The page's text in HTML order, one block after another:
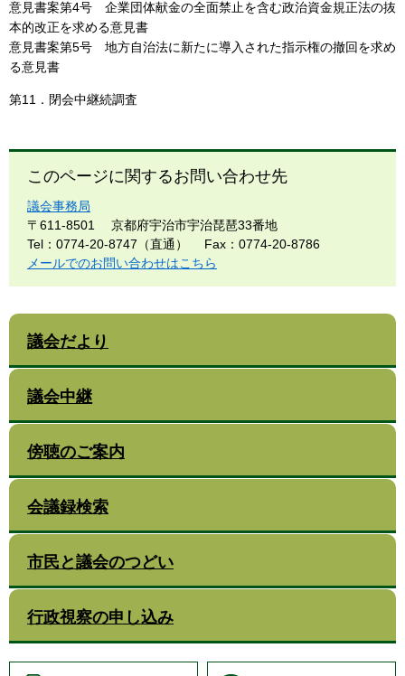
意見書案第4号 企業団体献金の全面禁止を含む政治資金規正法の抜
本的改正を求める意見書
意見書案第5号 地方自治法に新たに導入された指示権の撤回を求め
る意見書
第11．閉会中継続調査
このページに関するお問い合わせ先
議会事務局
〒611-8501
京都府宇治市宇治琵琶33番地
Tel：0774-20-8747（直通）
Fax：0774-20-8786
メールでのお問い合わせはこちら
議会だより
議会中継
傍聴のご案内
会議録検索
市民と議会のつどい
行政視察の申し込み